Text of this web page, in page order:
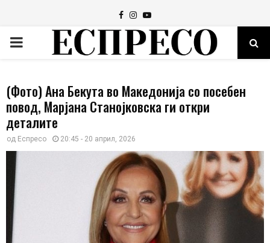
Facebook
Instagram
Youtube
PRIMARY
(Фото) Ана Бекута во Македонија со посебен
повод, Марјана Станојковска ги откри
деталите
од Еспресо 20:45 - 20 април, 2026